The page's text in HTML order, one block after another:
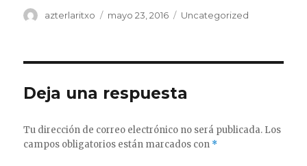
Autor
azterlaritxo
Publicado
mayo 23, 2016 Categorías
Uncategorized
Deja una respuesta
Tu dirección de correo electrónico no será publicada. Los
campos obligatorios están marcados con *